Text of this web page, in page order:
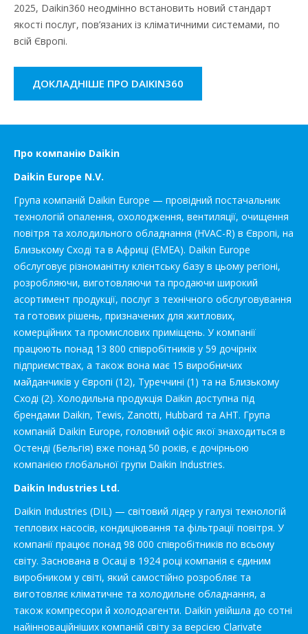
2025, Daikin360 неодмінно встановить новий стандарт
якості послуг, пов’язаних із кліматичними системами, по
всій Європі.
ДОКЛАДНІШЕ ПРО DAIKIN360
Про компанію Daikin
Daikin Europe N.V.
Група компаній Daikin Europe — провідний постачальник
технологій опалення, охолодження, вентиляції, очищення
повітря та холодильного обладнання (HVAC-R) в Європі, на
Близькому Сході та в Африці (EMEA). Daikin Europe
обслуговує різноманітну клієнтську базу в цьому регіоні,
розробляючи, виготовляючи та продаючи широкий
асортимент продукції, послуг з технічного обслуговування
та готових рішень, призначених для житлових,
комерційних та промислових приміщень. У компанії
працюють понад 13 800 співробітників у 59 дочірніх
підприємствах, а також вона має 15 виробничих
майданчиків у Європі (12), Туреччині (1) та на Близькому
Сході (2). Холодильна продукція Daikin доступна під
брендами Daikin, Tewis, Zanotti, Hubbard та AHT. Група
компаній Daikin Europe, головний офіс якої знаходиться в
Остенді (Бельгія) вже понад 50 років, є дочірньою
компанією глобальної групи Daikin Industries.
Daikin Industries Ltd.
Daikin Industries (DIL) — світовий лідер у галузі технологій
теплових насосів, кондиціювання та фільтрації повітря. У
компанії працює понад 98 000 співробітників по всьому
світу. Заснована в Осаці в 1924 році компанія є єдиним
виробником у світі, який самостійно розробляє та
виготовляє кліматичне та холодильне обладнання, а
також компресори й холодоагенти. Daikin увійшла до сотні
найінноваційніших компаній світу за версією Clarivate